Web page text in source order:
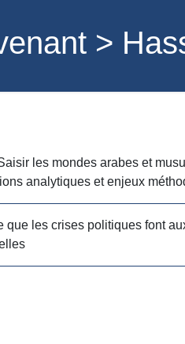
>
les mondes arabes et
analytiques et enjeux
que les crises politiques font